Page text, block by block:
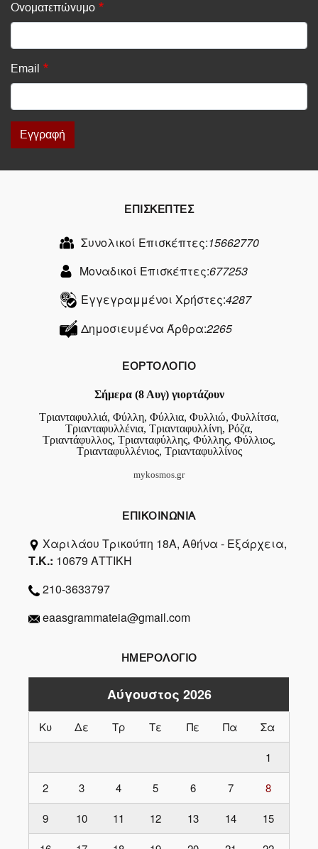
Ονοματεπώνυμο
Email
Εγγραφή
ΕΠΙΣΚΕΠΤΕΣ
Συνολικοί Επισκέπτες:15662770
Μοναδικοί Επισκέπτες:677253
Εγγεγραμμένοι Χρήστες:4287
Δημοσιευμένα Άρθρα:2265
ΕΟΡΤΟΛΟΓΙΟ
Σήμερα (8 Αυγ) γιορτάζουν
Τριανταφυλλιά, Φύλλη, Φύλλια, Φυλλιώ, Φυλλίτσα,
Τριανταφυλλένια, Τριανταφυλλίνη, Ρόζα,
Τριαντάφυλλος, Τριανταφύλλης, Φύλλης, Φύλλιος,
Τριανταφυλλένιος, Τριανταφυλλίνος
mykosmos.gr
ΕΠΙΚΟΙΝΩΝΙΑ
Χαριλάου Τρικούπη 18Α, Αθήνα - Εξάρχεια,
Τ.Κ.: 10679 ΑΤΤΙΚΗ
210-3633797
eaasgrammateia@gmail.com
ΗΜΕΡΟΛΟΓΙΟ
Αύγουστος 2026
Κυ Δε Τρ Τε Πε Πα Σα
1
2 3 4 5 6 7 8
9 10 11 12 13 14 15